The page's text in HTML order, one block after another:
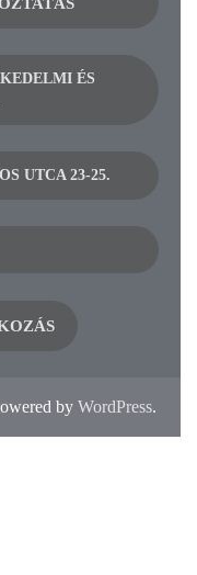
ÉS
UTCA 23-25.
by WordPress.